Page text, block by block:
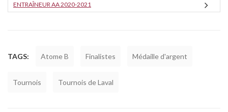
ENTRAÎNEUR AA 2020-2021
TAGS: Atome B Finalistes Médaille d'argent
Tournois Tournois de Laval